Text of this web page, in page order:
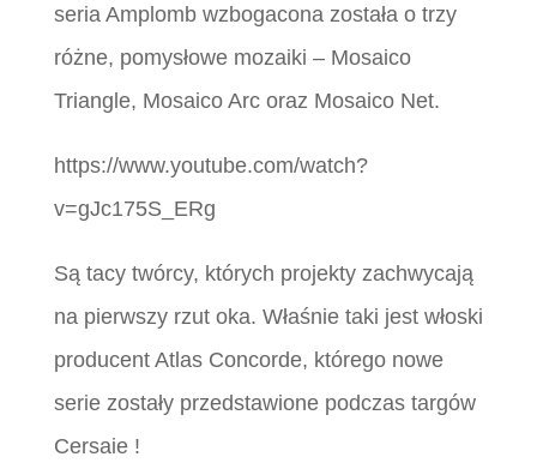
seria Amplomb wzbogacona została o trzy
różne, pomysłowe mozaiki – Mosaico
Triangle, Mosaico Arc oraz Mosaico Net.
https://www.youtube.com/watch?
v=gJc175S_ERg
Są tacy twórcy, których projekty zachwycają
na pierwszy rzut oka. Właśnie taki jest włoski
producent Atlas Concorde, którego nowe
serie zostały przedstawione podczas targów
Cersaie !